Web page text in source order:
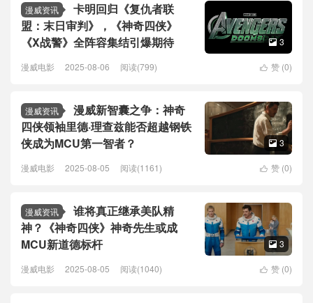
漫威资讯
卡明回归《复仇者联
盟：末日审判》，《神奇四侠》
《X战警》全阵容集结引爆期待
 3
 赞 (0)
漫威电影 2025-08-06 阅读(799)
漫威资讯
漫威新智囊之争：神奇
四侠领袖里德·理查兹能否超越钢铁
侠成为MCU第一智者？
 3
 赞 (0)
漫威电影 2025-08-05 阅读(1161)
漫威资讯
谁将真正继承美队精
神？《神奇四侠》神奇先生或成
MCU新道德标杆
 3
 赞 (0)
漫威电影 2025-08-05 阅读(1040)